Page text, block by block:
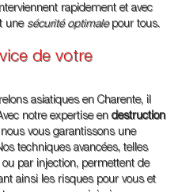
rapidement et avec
une sécurité optimalepour tous.
de votre
asiatiques en Charente, il
notre expertise en destruction
vous garantissons une
techniques avancées, telles
par injection, permettent de
ainsi les risques pour vous et